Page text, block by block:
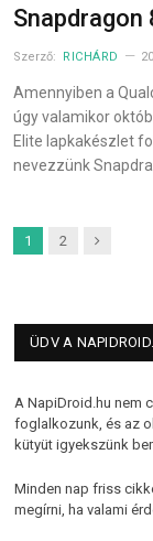
Snapdragon
Szerző: RICHÁRD
Amennyiben a
úgy valamikor
Elite lapkakészlet
nevezzünk
1 2 Next
ÜDV A
A NapiDroid.hu nem
foglalkozunk, és az
kütyüt igyekszünk
Minden nap friss
megírni, ha valami